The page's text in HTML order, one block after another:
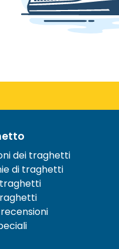
dei traghetti
di traghetti